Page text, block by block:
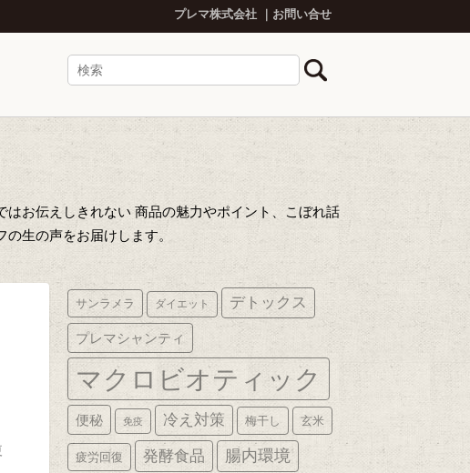
プレマ株式会社 お問い合せ
はお伝えしきれない 商品の魅力やポイント、こぼれ話
生の声をお届けします。
サンラメラ ダイエット デトックス
プレマシャンティ
マクロビオティック
便秘 免疫 冷え対策 梅干し 玄米
疲労回復 発酵食品 腸内環境